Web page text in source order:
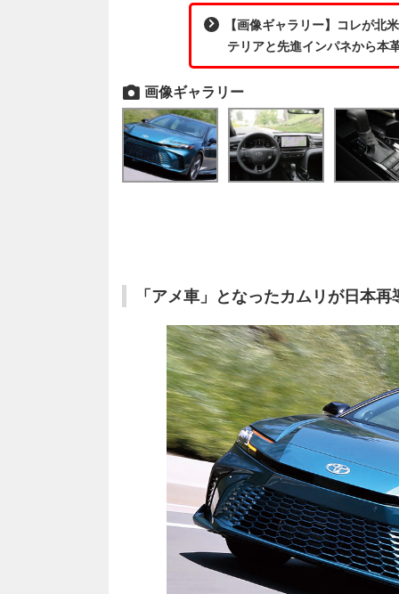
【画像ギャラリー】コレが北
テリアと先進インパネから本
画像ギャラリー
「アメ車」となったカムリが日本再